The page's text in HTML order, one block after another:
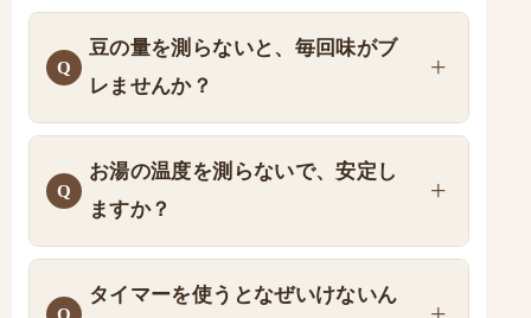
豆の量を測らないと、毎回味がブ
レませんか？
お湯の温度を測らないで、安定し
ますか？
タイマーを使うとなぜいけないん